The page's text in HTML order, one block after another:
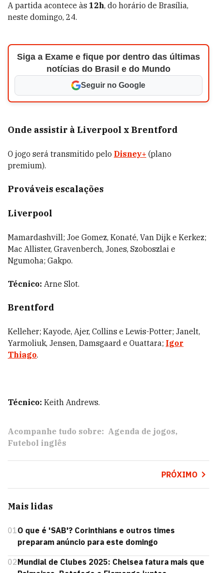
A partida acontece às 12h, do horário de Brasília,
neste domingo, 24.
Siga a Exame e fique por dentro das últimas
notícias do Brasil e do Mundo
Seguir no Google
Onde assistir à Liverpool x Brentford
O jogo será transmitido pelo Disney+ (plano
premium).
Prováveis escalações
Liverpool
Mamardashvill; Joe Gomez, Konaté, Van Dijk e Kerkez;
Mac Allister, Gravenberch, Jones, Szoboszlai e
Ngumoha; Gakpo.
Técnico: Arne Slot.
Brentford
Kelleher; Kayode, Ajer, Collins e Lewis-Potter; Janelt,
Yarmoliuk, Jensen, Damsgaard e Ouattara; Igor
Thiago.
Técnico: Keith Andrews.
Acompanhe tudo sobre: Agenda de jogos
Futebol inglês
PRÓXIMO
Mais lidas
01O que é 'SAB'? Corinthians e outros times
preparam anúncio para este domingo
02Mundial de Clubes 2025: Chelsea fatura mais que